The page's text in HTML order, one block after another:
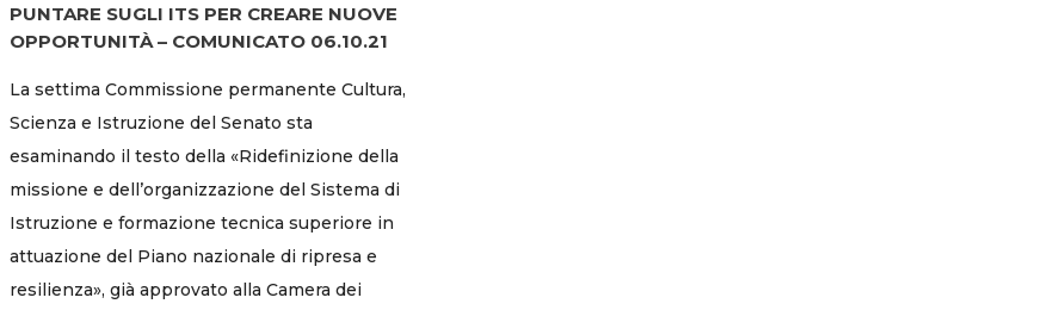
PUNTARE SUGLI ITS PER CREARE NUOVE
OPPORTUNITÀ – COMUNICATO 06.10.21
La settima Commissione permanente Cultura,
Scienza e Istruzione del Senato sta
esaminando il testo della «Ridefinizione della
missione e dell’organizzazione del Sistema di
Istruzione e formazione tecnica superiore in
attuazione del Piano nazionale di ripresa e
resilienza», già approvato alla Camera dei